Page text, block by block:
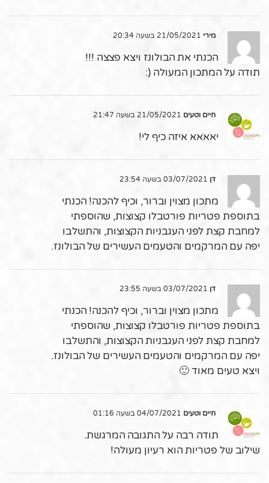
מירי
הכנתי את הבולונז ויצא פצצה !!!
תודה על המתכון המעולה (:
חיים וטעים
יאאאא איזה כיף לי!
דן
מתכון מצוין וברור, וכיף להכנה! הכנתי
בתוספת פטריות פורטבלו קצוצות, שהוספתי
למחבת קצת לפני העגבניות הקצוצות, והתשלבו
יפה עם המרקמים והטעמים העשירים של הבולונז.
דן
מתכון מצוין וברור, וכיף להכנה! הכנתי
בתוספת פטריות פורטבלו קצוצות, שהוספתי
למחבת קצת לפני העגבניות הקצוצות, והתשלבו
יפה עם המרקמים והטעמים העשירים של הבולונז.
ויצא טעים מאוד 🙂
חיים וטעים
תודה רבה על התגובה המרגשת.
שילוב של פטריות הוא רעיון מעולה!